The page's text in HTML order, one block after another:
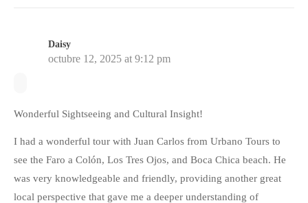
Daisy
octubre 12, 2025 at 9:12 pm
Wonderful Sightseeing and Cultural Insight!
I had a wonderful tour with Juan Carlos from Urbano Tours to
see the Faro a Colón, Los Tres Ojos, and Boca Chica beach. He
was very knowledgeable and friendly, providing another great
local perspective that gave me a deeper understanding of